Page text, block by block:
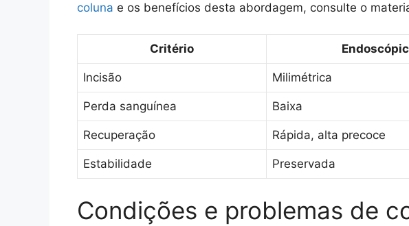
coluna e os benefícios desta abordagem, consulte o
Critério
Incisão Milimétrica
Perda sanguínea Baixa
Recuperação Rápida, alta precoce
Estabilidade Preservada
Condições e problemas de